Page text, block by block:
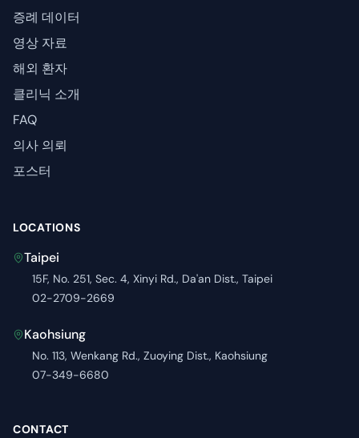
증례 데이터
영상 자료
해외 환자
클리닉 소개
FAQ
의사 의뢰
포스터
LOCATIONS
Taipei
15F, No. 251, Sec. 4, Xinyi Rd., Da'an Dist., Taipei
02-2709-2669
Kaohsiung
No. 113, Wenkang Rd., Zuoying Dist., Kaohsiung
07-349-6680
CONTACT